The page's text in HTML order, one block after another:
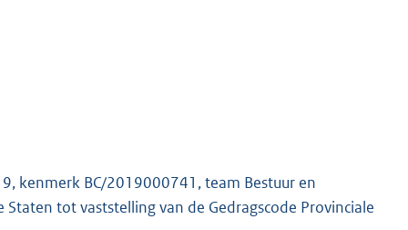
kenmerk BC/2019000741, team Bestuur en
tot vaststelling van de Gedragscode Provinciale